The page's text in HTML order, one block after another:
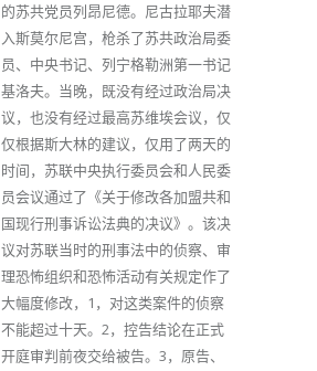
的苏共党员列昂尼德。尼古拉耶夫潜
入斯莫尔尼宫，枪杀了苏共政治局委
员、中央书记、列宁格勒洲第一书记
基洛夫。当晚，既没有经过政治局决
议，也没有经过最高苏维埃会议，仅
仅根据斯大林的建议，仅用了两天的
时间，苏联中央执行委员会和人民委
员会议通过了《关于修改各加盟共和
国现行刑事诉讼法典的决议》。该决
议对苏联当时的刑事法中的侦察、审
理恐怖组织和恐怖活动有关规定作了
大幅度修改，1，对这类案件的侦察
不能超过十天。2，控告结论在正式
开庭审判前夜交给被告。3，原告、